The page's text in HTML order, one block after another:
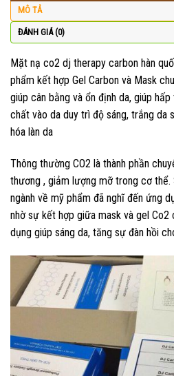
MÔ TẢ
ĐÁNH GIÁ (0)
Mặt nạ co2 dj therapy carbon hàn
phẩm kết hợp Gel Carbon và Mask
giúp cân bằng và ổn định da, giúp
chất vào da duy trì độ sáng, trắng da
hóa làn da
Thông thường CO2 là thành phần
thương , giảm lượng mỡ trong cơ thể.
ngành về mỹ phẩm đã nghĩ đến ứng
nhờ sự kết hợp giữa mask và gel
dụng giúp sáng da, tăng sự đàn hồi